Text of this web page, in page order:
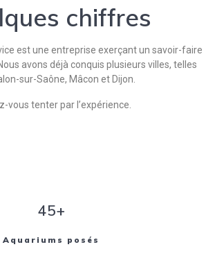
chiffres
est une entreprise exerçant un savoir-faire
avons déjà conquis plusieurs villes, telles
sur-Saône, Mâcon et Dijon.
vous tenter par l’expérience.
45+
Aquariums posés